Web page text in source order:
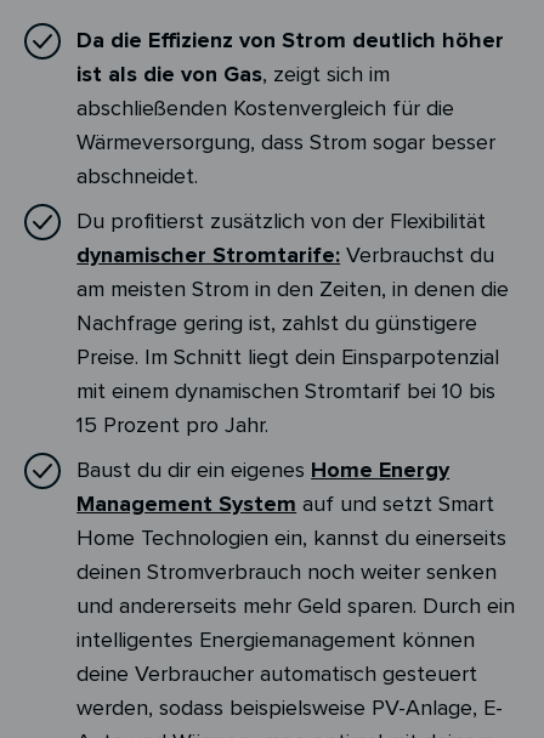
Da die Effizienz von Strom deutlich höher
ist als die von Gas, zeigt sich im
abschließenden Kostenvergleich für die
Wärmeversorgung, dass Strom sogar besser
abschneidet.
Du profitierst zusätzlich von der Flexibilität
dynamischer Stromtarife: Verbrauchst du
am meisten Strom in den Zeiten, in denen die
Nachfrage gering ist, zahlst du günstigere
Preise. Im Schnitt liegt dein Einsparpotenzial
mit einem dynamischen Stromtarif bei 10 bis
15 Prozent pro Jahr.
Baust du dir ein eigenes Home Energy
Management System auf und setzt Smart
Home Technologien ein, kannst du einerseits
deinen Stromverbrauch noch weiter senken
und andererseits mehr Geld sparen. Durch ein
intelligentes Energiemanagement können
deine Verbraucher automatisch gesteuert
werden, sodass beispielsweise PV-Anlage, E-